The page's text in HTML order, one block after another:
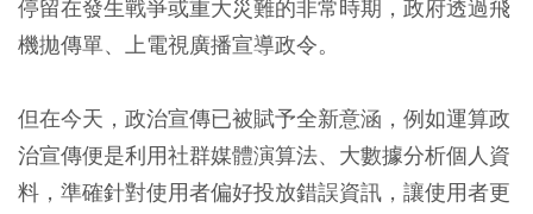
停留在發生戰爭或重大災難的非常時期，政府透過飛
機拋傳單、上電視廣播宣導政令。
但在今天，政治宣傳已被賦予全新意涵，例如運算政
治宣傳便是利用社群媒體演算法、大數據分析個人資
料，準確針對使用者偏好投放錯誤資訊，讓使用者更